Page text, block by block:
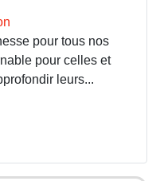
pour tous nos
pour celles et
leurs...